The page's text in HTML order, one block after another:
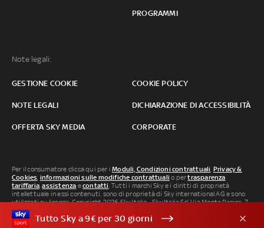
PROGRAMMI
Note legali:
GESTIONE COOKIE COOKIE POLICY
NOTE LEGALI DICHIARAZIONE DI ACCESSIBILITÀ
OFFERTA SKY MEDIA CORPORATE
Per il consumatore clicca qui per iModuli, Condizioni contrattuali, Privacy &
Cookies, informazioni sulle modifiche contrattuali o pertrasparenza
tariffaria,assistenza econtatti. Tutti i marchi Sky e i diritti di proprietà
intellettuale in essi contenuti, sono di proprietà di Sky international AG e sono
utilizzati su licenza. Copyright 2026 Sky Italia - Sky Italia Srl Via Monte Penice, 7 -
20138 Milano P.IVA 04619241005. SkyTG24: ISSN 3035-1537 e SkySport: ISSN
3035-1545.Segnalazione Abusi
Tutto Sky a 9€ per 30 giorni